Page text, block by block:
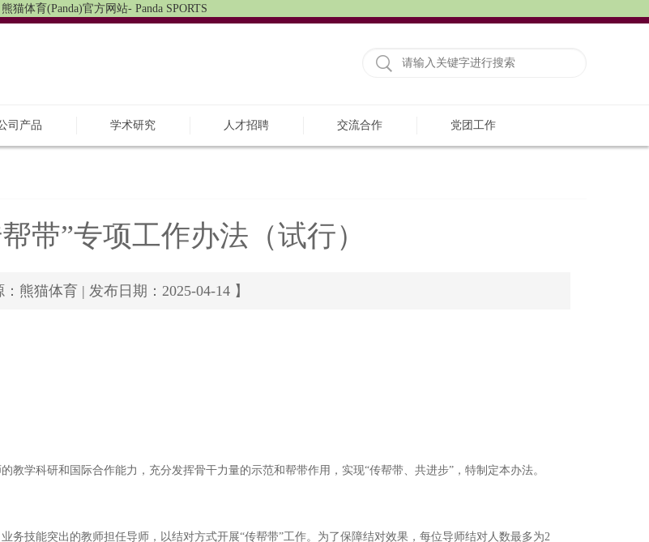
熊猫体育(Panda)官方网站- Panda SPORTS
司产品 学术研究 人才招聘 交流合作 党团工作
带”专项工作办法（试行）
：熊猫体育 | 发布日期：2025-04-14 】
学科研和国际合作能力，充分发挥骨干力量的示范和帮带作用，实现“传帮带、共进步”，特制定本办法。
务技能突出的教师担任导师，以结对方式开展“传帮带”工作。为了保障结对效果，每位导师结对人数最多为2